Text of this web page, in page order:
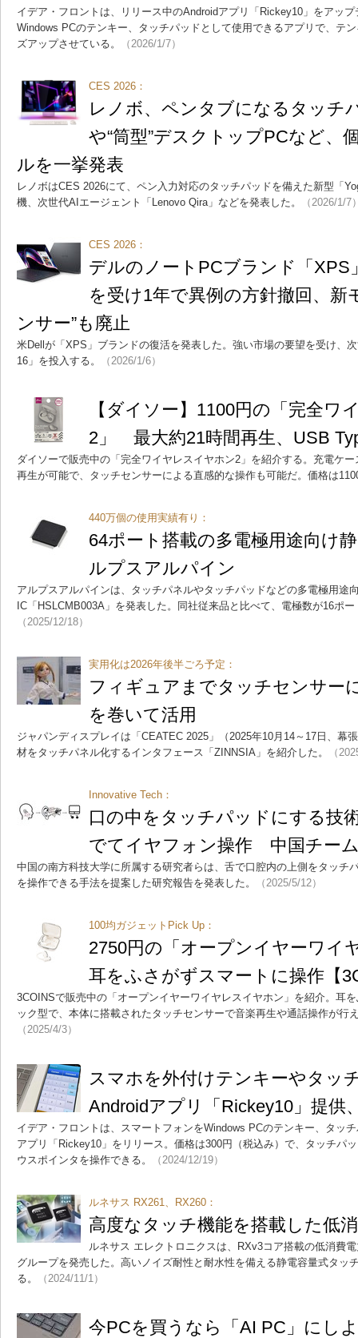
イデア・フロントは、リリース中のAndroidアプリ「Rickey10」をアッ
Windows PCのテンキー、タッチパッドとして使用できるアプリで、テ
ズアップさせている。
（2026/1/7）
CES 2026：
レノボ、ペンタブになるタッチ
や“筒型”デスクトップPCなど、
ルを一挙発表
レノボはCES 2026にて、ペン入力対応のタッチパッドを備えた新型「
機、次世代AIエージェント「Lenovo Qira」などを発表した。
（2026/1/7
CES 2026：
デルのノートPCブランド「
を受け1年で異例の方針撤回、新
ンサー”も廃止
米Dellが「XPS」ブランドの復活を発表した。強い市場の要望を受け、
16」を投入する。
（2026/1/6）
【ダイソー】1100円の「完全ワ
2」 最大約21時間再生、USB
ダイソーで販売中の「完全ワイヤレスイヤホン2」を紹介する。充電ケ
再生が可能で、タッチセンサーによる直感的な操作も可能だ。価格は
440万個の使用実績有り：
64ポート搭載の多電極用途向け
ルプスアルパイン
アルプスアルパインは、タッチパネルやタッチパッドなどの多電極用途
IC「HSLCMB003A」を発表した。同社従来品と比べて、電極数が16ポ
（2025/12/18）
実用化は2026年後半ごろ予定：
フィギュアまでタッチセンサー
を巻いて活用
ジャパンディスプレイは「CEATEC 2025」（2025年10月14～17日、幕
材をタッチパネル化するインタフェース「ZINNSIA」を紹介した。
（
Innovative Tech：
口の中をタッチパッドにする
でてイヤフォン操作 中国チー
中国の南方科技大学に所属する研究者らは、舌で口腔内の上側をタッチ
を操作できる手法を提案した研究報告を発表した。
（2025/5/12）
100均ガジェットPick Up：
2750円の「オープンイヤーワイ
耳をふさがずスマートに操作【
3COINSで販売中の「オープンイヤーワイヤレスイヤホン」を紹介。耳
ック型で、本体に搭載されたタッチセンサーで音楽再生や通話操作が行
（2025/4/3）
スマホを外付けテンキーやタッ
Androidアプリ「Rickey10」提供
イデア・フロントは、スマートフォンをWindows PCのテンキー、タッ
アプリ「Rickey10」をリリース。価格は300円（税込み）で、タッチパ
ウスポインタを操作できる。
（2024/12/19）
ルネサス RX261、RX260：
高度なタッチ機能を搭載した低
ルネサス エレクトロニクスは、RXv3コア搭載の低消費
グループを発売した。高いノイズ耐性と耐水性を備える静電容量式タッ
る。
（2024/11/1）
今PCを買うなら「AI PC」に